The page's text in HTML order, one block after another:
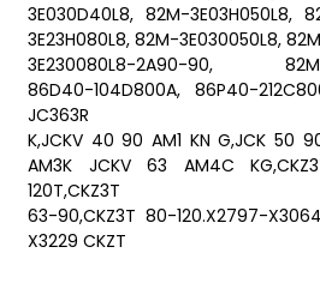
3E030D40L8, 82M-3E03H050L8,
3E23H080L8, 82M-3E030050L8,
3E230080L8-2A90-90, 82M-
86D40-104D800A, 86P40-
JC363R
K,JCKV 40 90 AM1 KN G,JCK 50
AM3K JCKV 63 AM4C
120T,CKZ3T
63-90,CKZ3T 80-120.X2797-
X3229 CKZT